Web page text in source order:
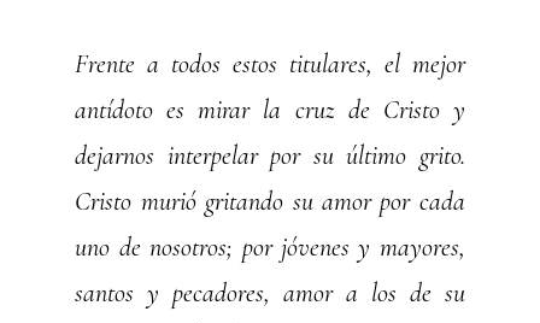
Frente a todos estos titulares, el mejor
antídoto es mirar la cruz de Cristo y
dejarnos interpelar por su último grito.
Cristo murió gritando su amor por cada
uno de nosotros; por jóvenes y mayores,
santos y pecadores, amor a los de su